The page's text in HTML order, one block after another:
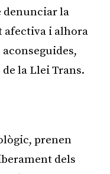
denunciar la
afectiva i alhora
la Llei Trans.
prenen
dels